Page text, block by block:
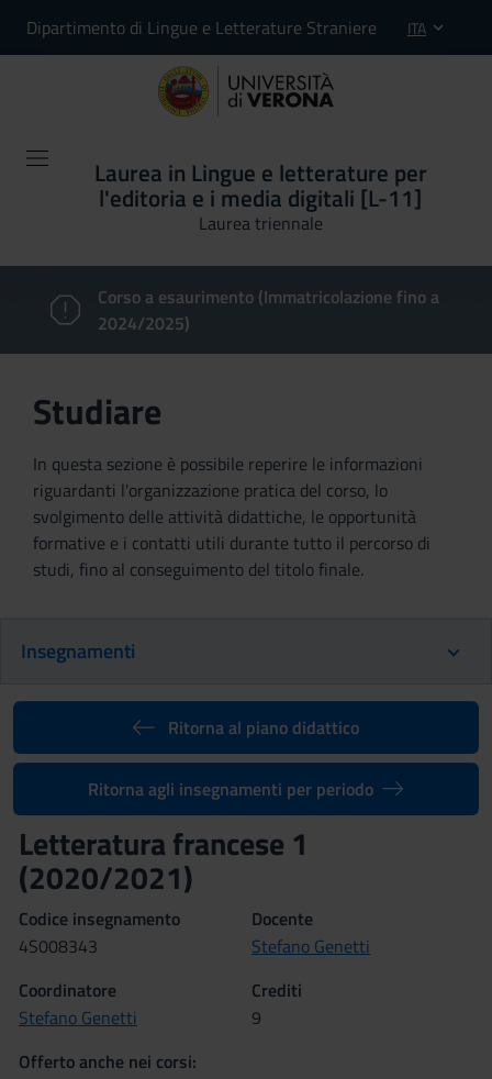
Dipartimento di Lingue e Letterature Straniere ITA
Laurea in Lingue e letterature per
l'editoria e i media digitali [L-11]
Laurea triennale
Corso a esaurimento (Immatricolazione fino a
2024/2025)
Studiare
In questa sezione è possibile reperire le informazioni
riguardanti l'organizzazione pratica del corso, lo
svolgimento delle attività didattiche, le opportunità
formative e i contatti utili durante tutto il percorso di
studi, fino al conseguimento del titolo finale.
Insegnamenti
Ritorna al piano didattico
Ritorna agli insegnamenti per periodo
Letteratura francese 1
(2020/2021)
Codice insegnamento
4S008343
Docente
Stefano Genetti
Coordinatore
Stefano Genetti
Crediti
9
Offerto anche nei corsi: